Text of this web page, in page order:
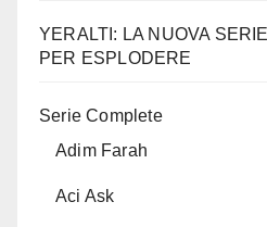
YERALTI: LA NUOVA
PER ESPLODERE
Serie Complete
Adim Farah
Aci Ask